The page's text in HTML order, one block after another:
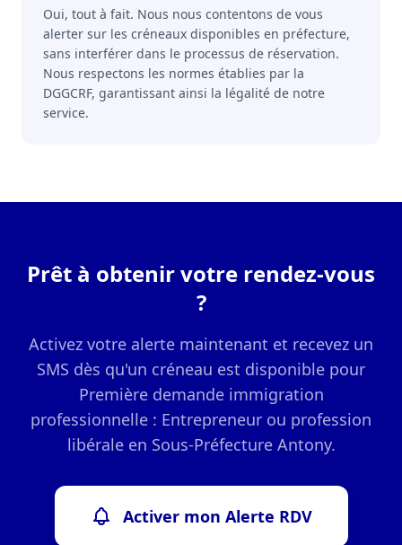
Oui, tout à fait. Nous nous contentons de vous
alerter sur les créneaux disponibles en préfecture,
sans interférer dans le processus de réservation.
Nous respectons les normes établies par la
DGGCRF, garantissant ainsi la légalité de notre
service.
Prêt à obtenir votre rendez-vous
?
Activez votre alerte maintenant et recevez un
SMS dès qu'un créneau est disponible pour
Première demande immigration
professionnelle : Entrepreneur ou profession
libérale en Sous-Préfecture Antony.
Activer mon Alerte RDV